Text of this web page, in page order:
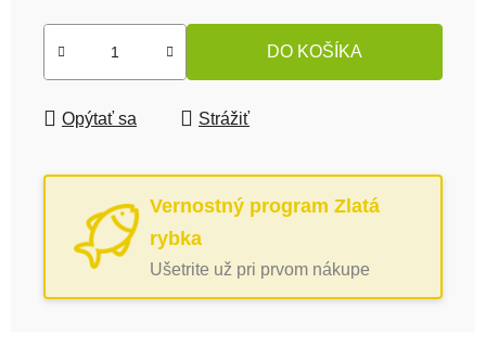
DO KOŠÍKA
Opýtať sa Strážiť
Vernostný program Zlatá
rybka
Ušetrite už pri prvom nákupe